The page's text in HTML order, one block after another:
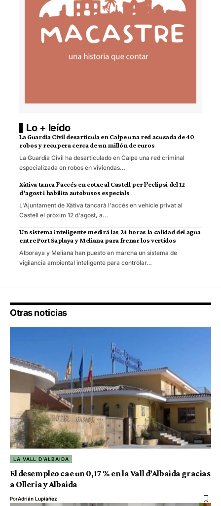
Lo + leído
La Guardia Civil desarticula en Calpe una red acusada de 40
robos y recupera cerca de un millón de euros
La Guardia Civil ha desarticulado en Calpe una red criminal
especializada en robos en viviendas…
Xàtiva tanca l’accés en cotxe al Castell per l’eclipsi del 12
d’agost i habilita autobusos especials
L'Ajuntament de Xàtiva tancarà l'accés en vehicle privat al
Castell el pròxim 12 d'agost, a…
Un sistema inteligente medirá las 24 horas la calidad del agua
entre Port Saplaya y Meliana para frenar los vertidos
Alboraya y Meliana han puesto en marcha un sistema de
vigilancia ambiental inteligente para controlar…
Otras noticias
LA VALL D'ALBAIDA
El desempleo cae un 0,17 % en la Vall d’Albaida gracias
a Olleria y Albaida
PorAdrián Lupiáñez